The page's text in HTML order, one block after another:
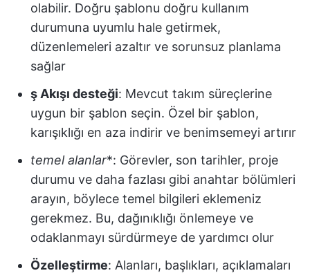
olabilir. Doğru şablonu doğru kullanım
durumuna uyumlu hale getirmek,
düzenlemeleri azaltır ve sorunsuz planlama
sağlar
ş Akışı desteği: Mevcut takım süreçlerine
uygun bir şablon seçin. Özel bir şablon,
karışıklığı en aza indirir ve benimsemeyi artırır
temel alanlar*: Görevler, son tarihler, proje
durumu ve daha fazlası gibi anahtar bölümleri
arayın, böylece temel bilgileri eklemeniz
gerekmez. Bu, dağınıklığı önlemeye ve
odaklanmayı sürdürmeye de yardımcı olur
Özelleştirme: Alanları, başlıkları, açıklamaları